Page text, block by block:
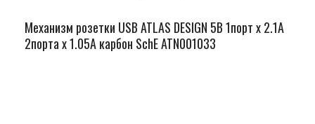
Механизм розетки USB ATLAS DESIGN 5В 1порт х 2.1А
2порта х 1.05А карбон SchE ATN001033